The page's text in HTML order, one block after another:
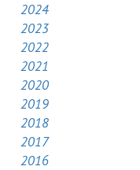
2024
2023
2022
2021
2020
2019
2018
2017
2016